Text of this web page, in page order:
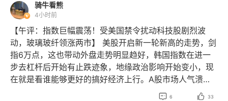
持续升温，预计未来数月将出现资金逐步重新配置的趋
势。 AI重塑制药逻辑的底层变革与商业化加速突破。传统
制药面临高投入、长周期、低成功率的“双十”定律困境，A
I技术已全面渗透至靶点识别、虚拟筛选、全新设计、AD
MET预测以及自动化合成等制药核心环节，有效破解传统
高通量物理盲筛的通量极限，大幅提升制药效率与成功
率。当前，AI制药产业链已经演化为以平台和技术中台为
核心，上中下游深度协同的网状赋能体系，并呈现出多种
骑牛看熊
4小时前
【午评：指数巨幅震荡！受美国禁令扰动科技股剧烈波
动，玻璃玻纤领涨两市】 美股开启新一轮新高的走势，剑
指6万点，这也带动外盘走势明显趋好，韩国指数在进一
步去杠杆后开始有止跌迹象，地缘政治影响开始变小，现
在就是看谁能够更好的搞好经济上行。A股市场人气溃
散，主要还是市场缺乏政策面和消息面的助力，反而是本
 6  33